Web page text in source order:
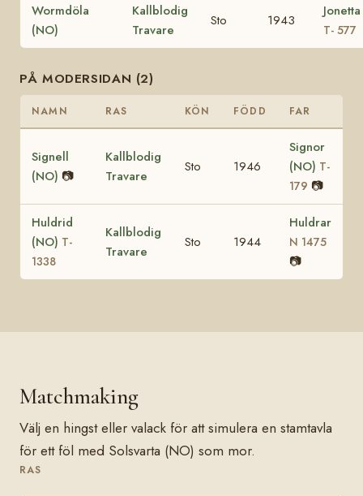
Wormdöla
(NO)
Kallblodig
Travare
Sto 1943
T- 577
PÅ MODERSIDAN (2)
NAMN RAS KÖN FÖDD FAR
Signell
(NO) 📷
Kallblodig
Travare
Sto 1946
Signor
(NO) T-
179 📷
Huldrid
(NO) T-
1338
Kallblodig
Travare
Sto 1944
Huldrar
N 1475
📷
Matchmaking
Välj en hingst eller valack för att simulera en stamtavla
för ett föl med Solsvarta (NO) som mor.
RAS